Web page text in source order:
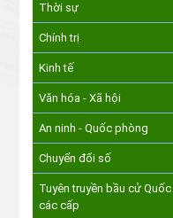
Thời sự
Chính trị
Kinh tế
Văn hóa - Xã hội
An ninh - Quốc phòng
Chuyển đổi số
Tuyên truyền bầu cử
các cấp